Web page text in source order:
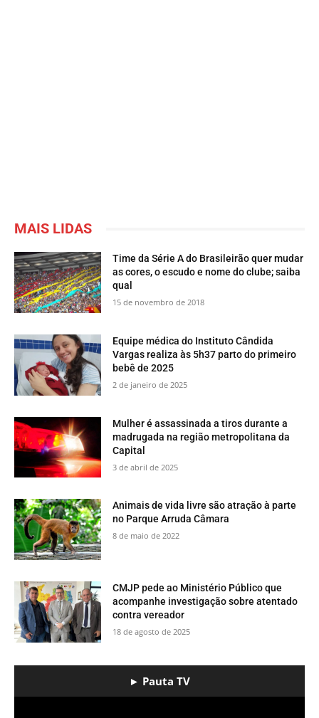
MAIS LIDAS
Time da Série A do Brasileirão quer mudar
as cores, o escudo e nome do clube; saiba
qual
15 de novembro de 2018
Equipe médica do Instituto Cândida
Vargas realiza às 5h37 parto do primeiro
bebê de 2025
2 de janeiro de 2025
Mulher é assassinada a tiros durante a
madrugada na região metropolitana da
Capital
3 de abril de 2025
​Animais de vida livre são atração à parte
no Parque Arruda Câmara
8 de maio de 2022
CMJP pede ao Ministério Público que
acompanhe investigação sobre atentado
contra vereador
18 de agosto de 2025
► Pauta TV